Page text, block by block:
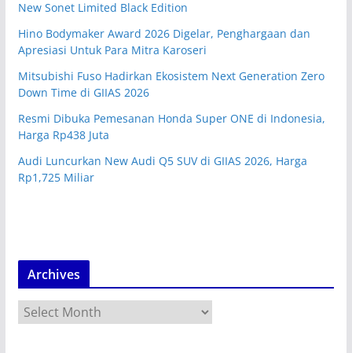
New Sonet Limited Black Edition
Hino Bodymaker Award 2026 Digelar, Penghargaan dan
Apresiasi Untuk Para Mitra Karoseri
Mitsubishi Fuso Hadirkan Ekosistem Next Generation Zero
Down Time di GIIAS 2026
Resmi Dibuka Pemesanan Honda Super ONE di Indonesia,
Harga Rp438 Juta
Audi Luncurkan New Audi Q5 SUV di GIIAS 2026, Harga
Rp1,725 Miliar
Archives
r